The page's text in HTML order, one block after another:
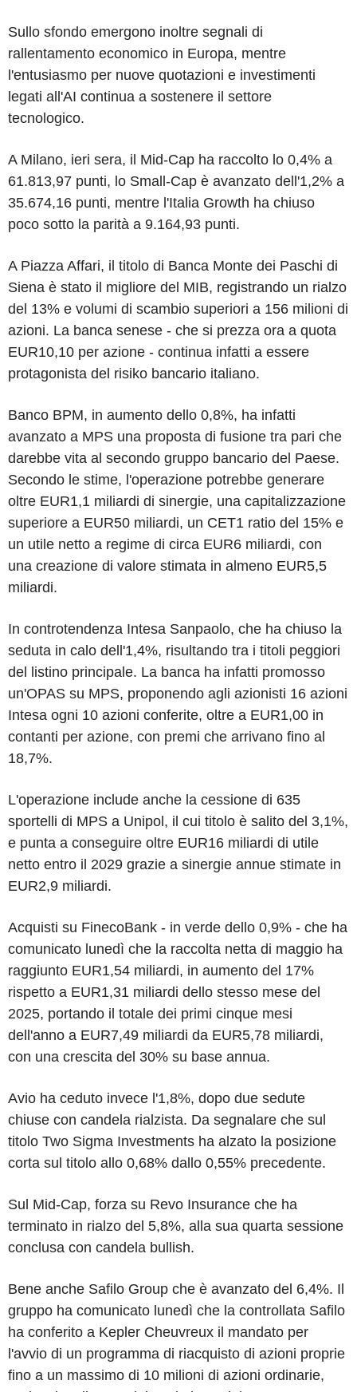
Sullo sfondo emergono inoltre segnali di
rallentamento economico in Europa, mentre
l'entusiasmo per nuove quotazioni e investimenti
legati all'AI continua a sostenere il settore
tecnologico.
A Milano, ieri sera, il Mid-Cap ha raccolto lo 0,4% a
61.813,97 punti, lo Small-Cap è avanzato dell'1,2% a
35.674,16 punti, mentre l'Italia Growth ha chiuso
poco sotto la parità a 9.164,93 punti.
A Piazza Affari, il titolo di Banca Monte dei Paschi di
Siena è stato il migliore del MIB, registrando un rialzo
del 13% e volumi di scambio superiori a 156 milioni di
azioni. La banca senese - che si prezza ora a quota
EUR10,10 per azione - continua infatti a essere
protagonista del risiko bancario italiano.
Banco BPM, in aumento dello 0,8%, ha infatti
avanzato a MPS una proposta di fusione tra pari che
darebbe vita al secondo gruppo bancario del Paese.
Secondo le stime, l'operazione potrebbe generare
oltre EUR1,1 miliardi di sinergie, una capitalizzazione
superiore a EUR50 miliardi, un CET1 ratio del 15% e
un utile netto a regime di circa EUR6 miliardi, con
una creazione di valore stimata in almeno EUR5,5
miliardi.
In controtendenza Intesa Sanpaolo, che ha chiuso la
seduta in calo dell'1,4%, risultando tra i titoli peggiori
del listino principale. La banca ha infatti promosso
un'OPAS su MPS, proponendo agli azionisti 16 azioni
Intesa ogni 10 azioni conferite, oltre a EUR1,00 in
contanti per azione, con premi che arrivano fino al
18,7%.
L'operazione include anche la cessione di 635
sportelli di MPS a Unipol, il cui titolo è salito del 3,1%,
e punta a conseguire oltre EUR16 miliardi di utile
netto entro il 2029 grazie a sinergie annue stimate in
EUR2,9 miliardi.
Acquisti su FinecoBank - in verde dello 0,9% - che ha
comunicato lunedì che la raccolta netta di maggio ha
raggiunto EUR1,54 miliardi, in aumento del 17%
rispetto a EUR1,31 miliardi dello stesso mese del
2025, portando il totale dei primi cinque mesi
dell'anno a EUR7,49 miliardi da EUR5,78 miliardi,
con una crescita del 30% su base annua.
Avio ha ceduto invece l'1,8%, dopo due sedute
chiuse con candela rialzista. Da segnalare che sul
titolo Two Sigma Investments ha alzato la posizione
corta sul titolo allo 0,68% dallo 0,55% precedente.
Sul Mid-Cap, forza su Revo Insurance che ha
terminato in rialzo del 5,8%, alla sua quarta sessione
conclusa con candela bullish.
Bene anche Safilo Group che è avanzato del 6,4%. Il
gruppo ha comunicato lunedì che la controllata Safilo
ha conferito a Kepler Cheuvreux il mandato per
l'avvio di un programma di riacquisto di azioni proprie
fino a un massimo di 10 milioni di azioni ordinarie,